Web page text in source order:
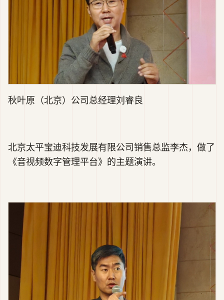
秋叶原（北京）公司总经理刘睿良
北京太平宝迪科技发展有限公司销售总监李杰，做了
《音视频数字管理平台》的主题演讲。